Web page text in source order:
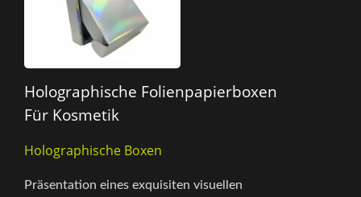
Holographische Folienpapierboxen
Für Kosmetik
Holographische Boxen
Präsentation eines exquisiten visuellen